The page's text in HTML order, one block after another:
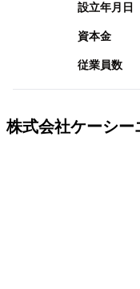
設立年月日
資本金
従業員数
株式会社ケーシー